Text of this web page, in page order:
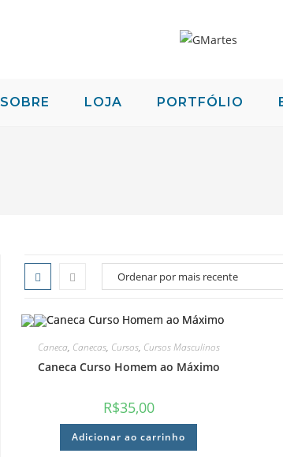
SOBRE LOJA PORTFÓLIO
Caneca, Canecas, Cursos, Cursos Masculinos
Caneca Curso Homem ao Máximo
R$35,00
Adicionar ao carrinho